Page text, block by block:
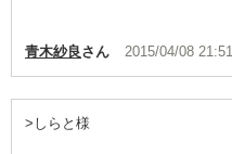
青木紗良さん 2015/04/08 21:51
>しらと様